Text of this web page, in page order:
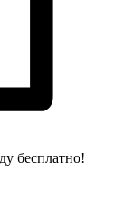
бесплатно!